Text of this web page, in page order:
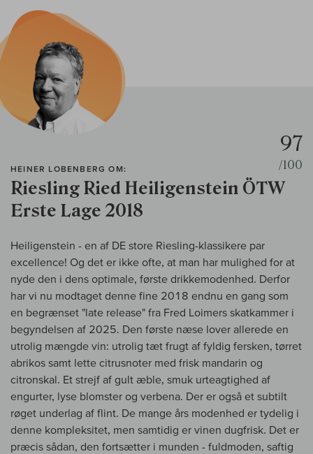
HEINER LOBENBERG OM:
Riesling Ried Heiligenstein ÖTW
Erste Lage 2018
97
/100
Heiligenstein - en af DE store Riesling-klassikere par
excellence! Og det er ikke ofte, at man har mulighed for at
nyde den i dens optimale, første drikkemodenhed. Derfor
har vi nu modtaget denne fine 2018 endnu en gang som
en begrænset "late release" fra Fred Loimers skatkammer i
begyndelsen af 2025. Den første næse lover allerede en
utrolig mængde vin: utrolig tæt frugt af fyldig fersken, tørret
abrikos samt lette citrusnoter med frisk mandarin og
citronskal. Et strejf af gult æble, smuk urteagtighed af
engurter, lyse blomster og verbena. Der er også et subtilt
røget underlag af flint. De mange års modenhed er tydelig i
denne kompleksitet, men samtidig er vinen dugfrisk. Det er
præcis sådan, den fortsætter i munden - fuldmoden, saftig